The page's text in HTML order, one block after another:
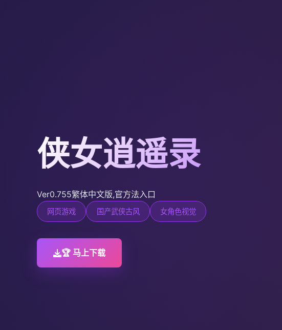
侠女逍遥录
Ver0.755繁体中文版,官方法入口
网页游戏 国产武侠古风 女角色视觉
🏆 马上下载